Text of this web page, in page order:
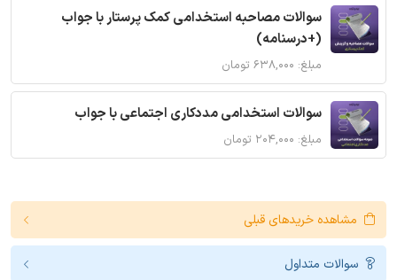
سوالات مصاحبه استخدامی کمک پرستار با جواب
(+درسنامه)
مبلغ: ۶۳۸,۰۰۰ تومان
سوالات استخدامی مددکاری اجتماعی با جواب
مبلغ: ۲۰۴,۰۰۰ تومان
مشاهده خریدهای قبلی
سوالات متداول